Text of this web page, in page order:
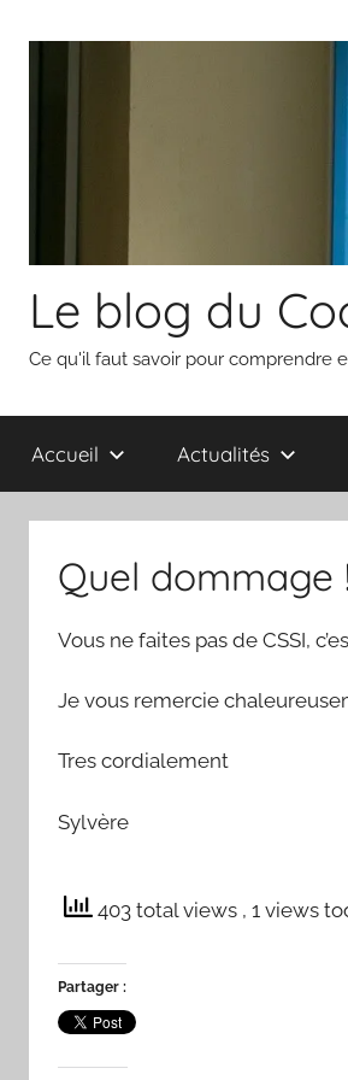
Le blog du
Ce qu'il faut savoir pour comprendre
Accueil Actualités
Quel dommage
Vous ne faites pas de CSSI,
Je vous remercie
Tres cordialement
Sylvère
403 total views , 1 views
Partager :